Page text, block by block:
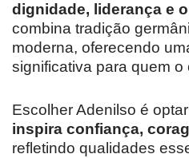
dignidade, liderança e
combina tradição
moderna, oferecendo
significativa para quem o
Escolher Adenilso é
inspira confiança,
refletindo qualidades